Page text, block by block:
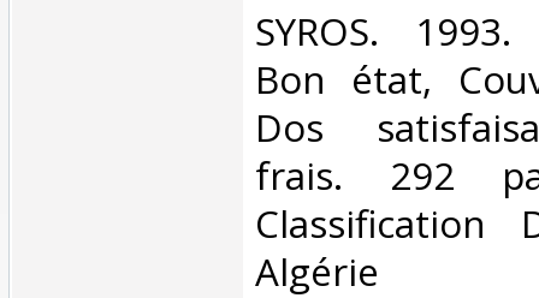
‎SYROS.
Bon état,
Dos
frais. 292
Classification
Algérie‎